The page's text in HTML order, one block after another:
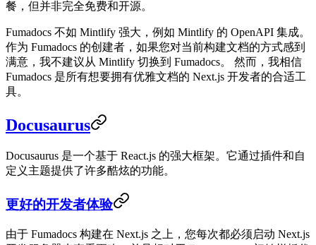
餐，但并非完全免费和开源。
Fumadocs 不如 Mintlify 强大，例如 Mintlify 的 OpenAPI 集成。
作为 Fumadocs 的创建者，如果您对当前构建文档的方式感到
满意，我不建议从 Mintlify 切换到 Fumadocs。 然而，我相信
Fumadocs 是所有想要拥有优雅文档的 Next.js 开发者的合适工
具。
Docusaurus
Docusaurus 是一个基于 React.js 的强大框架。它通过插件和自
定义主题提供了许多酷炫的功能。
更好的开发者体验
由于 Fumadocs 构建在 Next.js 之上，您每次都必须启动 Next.js